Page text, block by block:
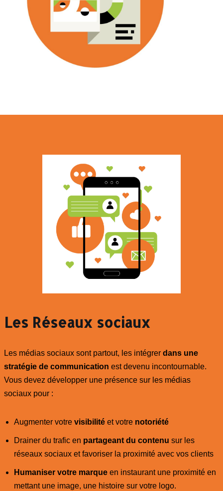
Les Réseaux sociaux
Les médias sociaux sont partout, les intégrer dans une
stratégie de communication est devenu incontournable.
Vous devez développer une présence sur les médias
sociaux pour :
Augmenter votre visibilité et votre notoriété
Drainer du trafic en partageant du contenu sur les
réseaux sociaux et favoriser la proximité avec vos clients
Humaniser votre marqueen instaurant une proximité en
mettant une image, une histoire sur votre logo.